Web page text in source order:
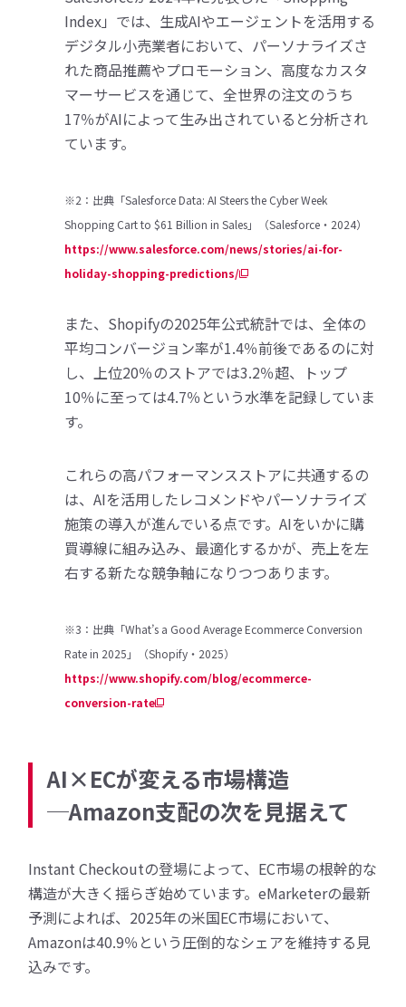
Index」では、生成AIやエージェントを活用する
デジタル小売業者において、パーソナライズさ
れた商品推薦やプロモーション、高度なカスタ
マーサービスを通じて、全世界の注文のうち
17％がAIによって生み出されていると分析され
ています。
※2：出典「Salesforce Data: AI Steers the Cyber Week
Shopping Cart to $61 Billion in Sales」（Salesforce・2024）
https://www.salesforce.com/news/stories/ai-for-
holiday-shopping-predictions/
また、Shopifyの2025年公式統計では、全体の
平均コンバージョン率が1.4％前後であるのに対
し、上位20％のストアでは3.2％超、トップ
10％に至っては4.7％という水準を記録していま
す。
これらの高パフォーマンスストアに共通するの
は、AIを活用したレコメンドやパーソナライズ
施策の導入が進んでいる点です。AIをいかに購
買導線に組み込み、最適化するかが、売上を左
右する新たな競争軸になりつつあります。
※3：出典「What’s a Good Average Ecommerce Conversion
Rate in 2025」（Shopify・2025）
https://www.shopify.com/blog/ecommerce-
conversion-rate
AI×ECが変える市場構造
─Amazon支配の次を見据えて
Instant Checkoutの登場によって、EC市場の根幹的な
構造が大きく揺らぎ始めています。eMarketerの最新
予測によれば、2025年の米国EC市場において、
Amazonは40.9％という圧倒的なシェアを維持する見
込みです。